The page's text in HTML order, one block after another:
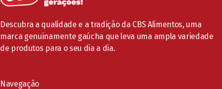
Descubra a qualidade e a tradição da CBS Alimentos, uma
marca genuinamente gaúcha que leva uma ampla variedade
de produtos para o seu dia a dia.
Navegação